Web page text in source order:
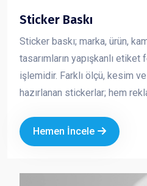
Sticker Baskı
Sticker baskı; marka, ürün,
tasarımların yapışkanlı
işlemidir. Farklı ölçü, kesim
hazırlanan stickerlar; hem
Kurumsal logo ve özel
baskılar, markanızın
Hemen İncele